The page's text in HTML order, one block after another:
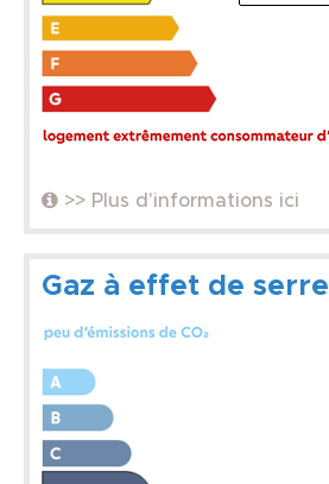
>> Plus d'informations ici
Gaz à effet de serre